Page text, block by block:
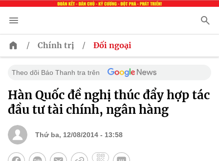
/ Chính trị / Đối ngoại
Theo dõi Báo Thanh tra trên
Hàn Quốc đề nghị thúc đẩy hợp tác
đầu tư tài chính, ngân hàng
Thứ ba, 12/08/2014 - 13:58